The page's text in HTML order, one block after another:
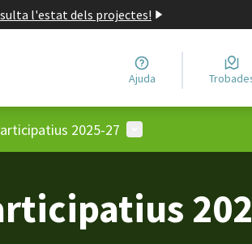
l'estat dels projectes!
Ajuda
2025-27 Menú d'usuari